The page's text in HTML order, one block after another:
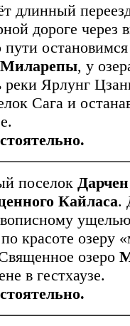
длинный
дороге через
, у
реки Ярлунг
Сага и
поселок
Кайласа.
красоте озеру
озеро
в гестхаузе.